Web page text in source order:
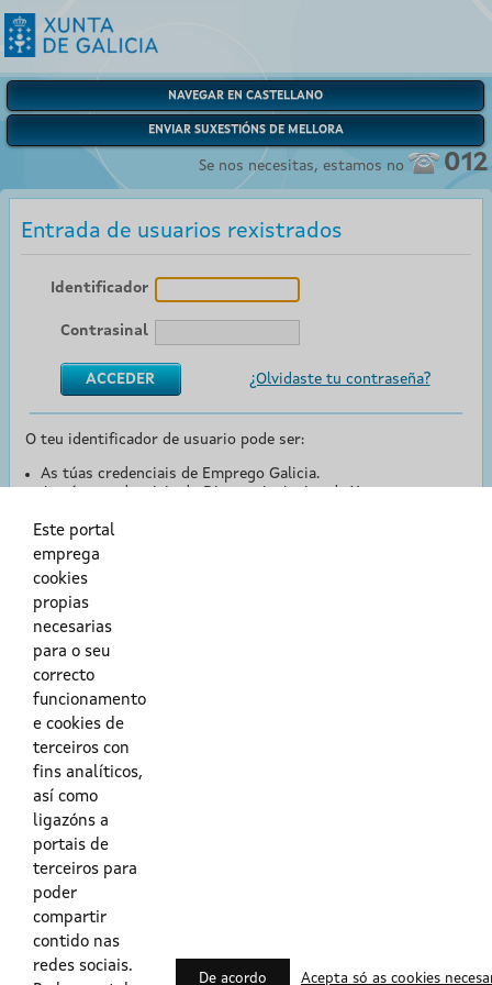
NAVEGAR EN CASTELLANO
ENVIAR SUXESTIÓNS DE MELLORA
Se nos necesitas, estamos no 012
Entrada de usuarios rexistrados
Identificador
Contrasinal
¿Olvidaste tu contraseña?
O teu identificador de usuario pode ser:
As túas credenciais de Emprego Galicia.
O teu DNI ou o teu NIE.
Este portal
emprega
cookies
propias
necesarias
para o seu
correcto
funcionamento
e cookies de
terceiros con
fins analíticos,
así como
ligazóns a
portais de
terceiros para
poder
compartir
contido nas
redes sociais.
De acordo Acepta só as cookies